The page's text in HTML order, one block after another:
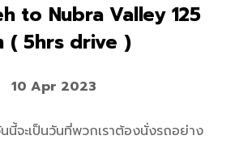
to Nubra Valley 125
( 5hrs drive )
10 Apr 2023
จะเป็นวันที่พวกเราต้องนั่งรถอย่าง